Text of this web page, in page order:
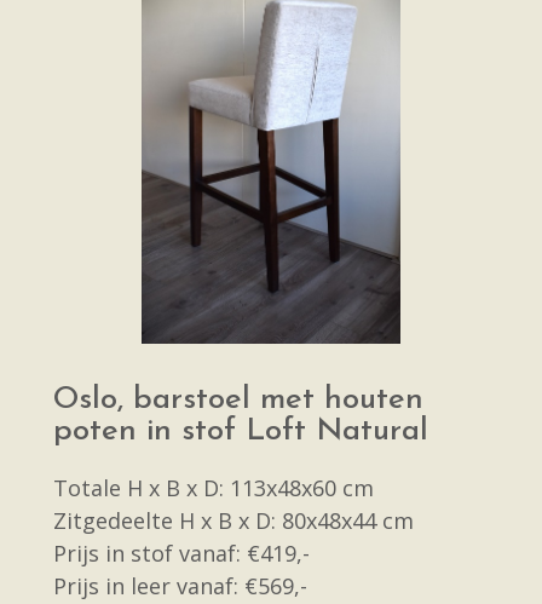
Oslo, barstoel met houten
poten in stof Loft Natural
Totale H x B x D: 113x48x60 cm
Zitgedeelte H x B x D: 80x48x44 cm
Prijs in stof vanaf: €419,-
Prijs in leer vanaf: €569,-